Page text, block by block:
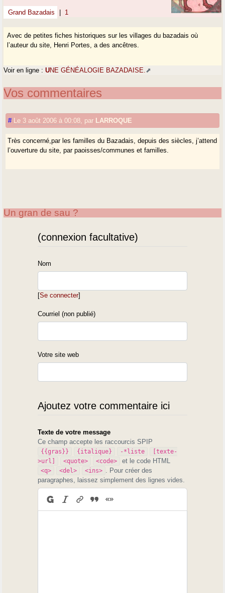
Grand Bazadais 1
Avec de petites fiches historiques sur les villages du bazadais où
l’auteur du site, Henri Portes, a des ancêtres.
Voir en ligne :UNE GÉNÉALOGIE BAZADAISE.
Vos commentaires
# Le 3 août 2006 à 00:08 par LARROQUE
Très concerné,par les familles du Bazadais, depuis des siècles, j’attend
l’ouverture du site, par paoisses/communes et familles.
Un gran de sau ?
(connexion facultative)
Nom
[Se connecter]
Courriel (non publié)
Votre site web
Ajoutez votre commentaire ici
Texte de votre message
Ce champ accepte les raccourcis SPIP
{{gras}} {italique} -*liste
[texte-
>url]
<quote> <code> et le code HTML
<q> <del> <ins>
. Pour créer des
paragraphes, laissez simplement des lignes vides.